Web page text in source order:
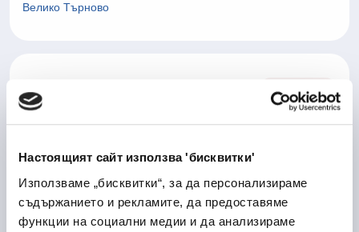
Настоящият сайт използва 'бисквитки'
Използваме „бисквитки“, за да персонализираме
съдържанието и рекламите, да предоставяме
функции на социални медии и да анализираме
Велико Търново
Оператор производство -
Лекарствени продукти
06/07/2026